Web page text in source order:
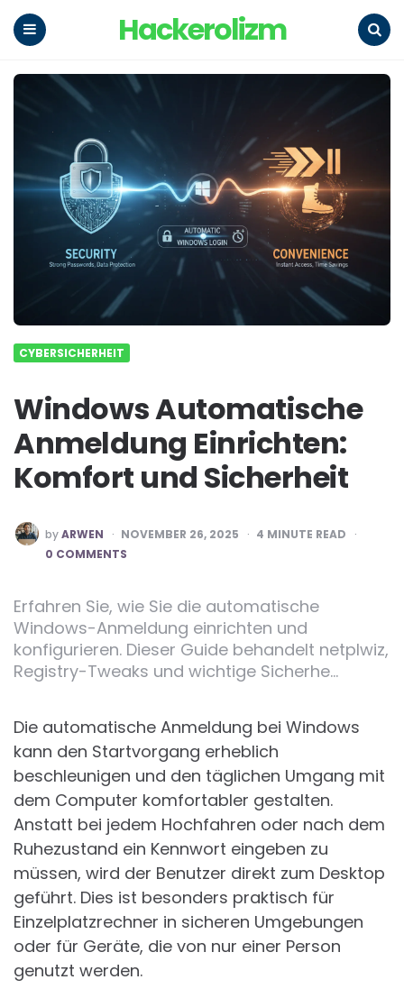
Hackerolizm
CYBERSICHERHEIT
Windows Automatische
Anmeldung Einrichten:
Komfort und Sicherheit
POSTED
BY
byARWEN NOVEMBER 26, 2025 4 MINUTE READ
0 COMMENTS
Erfahren Sie, wie Sie die automatische
Windows-Anmeldung einrichten und
konfigurieren. Dieser Guide behandelt netplwiz,
Registry-Tweaks und wichtige Sicherhe…
Die automatische Anmeldung bei Windows
kann den Startvorgang erheblich
beschleunigen und den täglichen Umgang mit
dem Computer komfortabler gestalten.
Anstatt bei jedem Hochfahren oder nach dem
Ruhezustand ein Kennwort eingeben zu
müssen, wird der Benutzer direkt zum Desktop
geführt. Dies ist besonders praktisch für
Einzelplatzrechner in sicheren Umgebungen
oder für Geräte, die von nur einer Person
genutzt werden.